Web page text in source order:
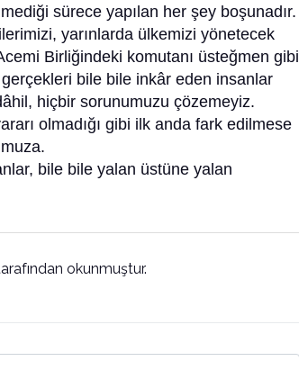
sürece yapılan her şey boşunadır.
yarınlarda ülkemizi yönetecek
Birliğindeki komutanı üsteğmen gibi
bile bile inkâr eden insanlar
hiçbir sorunumuzu çözemeyiz.
olmadığı gibi ilk anda fark edilmese
bile bile yalan üstüne yalan
okunmuştur.